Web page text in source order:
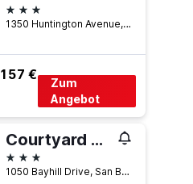
3 Sterne
1350 Huntington Avenue, San Bruno, CA, USA
157 €
Zum
Angebot
Courtyard by Marriott San Francisco Airport
3 Sterne
1050 Bayhill Drive, San Bruno, CA, USA